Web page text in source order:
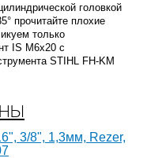
головкой
прочитайте плохие
только
IS M6х20 с
STIHL FH-KM
3/8", 1,3мм, Rezer,